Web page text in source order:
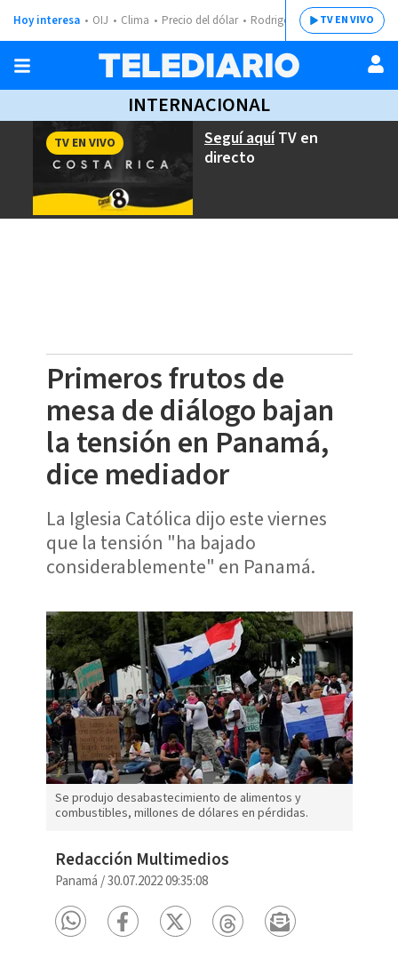
Hoy interesa OIJ Clima Precio del dólar Rodrigo ChavesTV EN VIVO
INTERNACIONAL
Seguí aquíTV en
directo
TV EN VIVO
Primeros frutos de
mesa de diálogo bajan
la tensión en Panamá,
dice mediador
La Iglesia Católica dijo este viernes
que la tensión "ha bajado
considerablemente" en Panamá.
Se produjo desabastecimiento de alimentos y
combustibles, millones de dólares en pérdidas.
Redacción Multimedios
Panamá /30.07.2022 09:35:08